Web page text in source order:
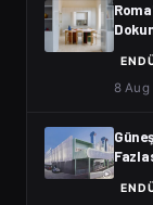
8 Aug